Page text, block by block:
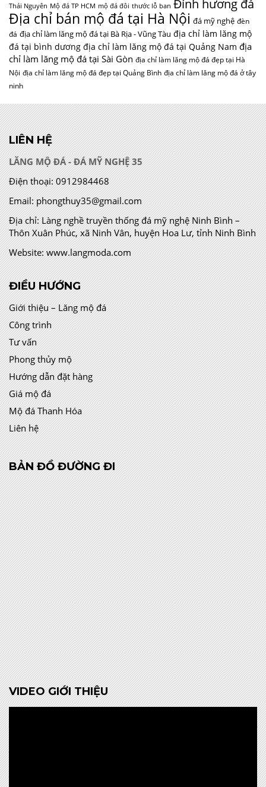
Thái Nguyên Mộ đá TP HCM mộ đá đôi thước lỗ ban
Địa chỉ bán mộ đá tại Hà Nội đá mỹ nghệ đèn
đá địa chỉ làm lăng mộ đá tại Bà Rịa - Vũng Tàu địa chỉ làm lăng mộ
đá tại bình dương địa chỉ làm lăng mộ đá tại Quảng Nam địa
chỉ làm lăng mộ đá tại Sài Gòn địa chỉ làm lăng mộ đá đẹp tại Hà
Nội địa chỉ làm lăng mộ đá đẹp tại Quảng Bình địa chỉ làm lăng mộ đá ở tây
ninh
LIÊN HỆ
LĂNG MỘ ĐÁ - ĐÁ MỸ NGHỆ 35
Điện thoại: 0912984468
Email: phongthuy35@gmail.com
Địa chỉ:Làng nghề truyền thống đá mỹ nghệ Ninh Bình –
Thôn Xuân Phúc, xã Ninh Vân, huyện Hoa Lư, tỉnh Ninh Bình
Website: www.langmoda.com
ĐIỀU HƯỚNG
Giới thiệu – Lăng mộ đá
Công trình
Tư vấn
Phong thủy mộ
Hướng dẫn đặt hàng
Giá mộ đá
Mộ đá Thanh Hóa
Liên hệ
BẢN ĐỒ ĐƯỜNG ĐI
VIDEO GIỚI THIỆU